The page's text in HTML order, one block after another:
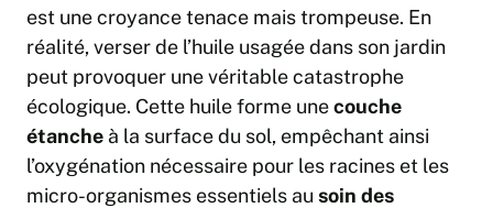
est une croyance tenace mais trompeuse. En
réalité, verser de l’huile usagée dans son jardin
peut provoquer une véritable catastrophe
écologique. Cette huile forme unecouche
étanche à la surface du sol, empêchant ainsi
l’oxygénation nécessaire pour les racines et les
micro-organismes essentiels au soin des